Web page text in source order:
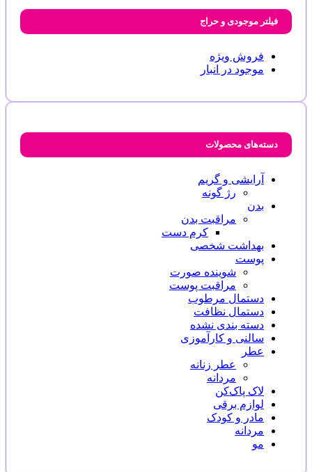
فیلتر موجودی و حراج
فروش ویژه
موجود در انبار
دسته‌های محصولات
آرایشی و گریم
رژ گونه
بدن
مراقبت بدن
کرم دست
بهداشت شخصی
پوست
شوینده صورت
مراقبت پوست
دستمال مرطوب
دستمال نظافت
دسته بندی نشده
سالنی و کارآموزی
عطر
عطر زنانه
مردانه
لاک پاک‌کن
لوازم برقی
مادر و کودک
مردانه
مو